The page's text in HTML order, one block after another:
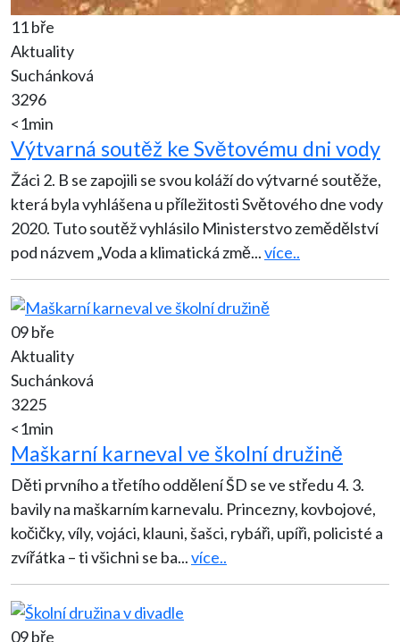
11 bře
Aktuality
Suchánková
3296
<1min
Výtvarná soutěž ke Světovému dni vody
Žáci 2. B se zapojili se svou koláží do výtvarné soutěže,
která byla vyhlášena u příležitosti Světového dne vody
2020. Tuto soutěž vyhlásilo Ministerstvo zemědělství
pod názvem „Voda a klimatická změ...více..
09 bře
Aktuality
Suchánková
3225
<1min
Maškarní karneval ve školní družině
Děti prvního a třetího oddělení ŠD se ve středu 4. 3.
bavily na maškarním karnevalu. Princezny, kovbojové,
kočičky, víly, vojáci, klauni, šašci, rybáři, upíři, policisté a
zvířátka – ti všichni se ba...více..
09 bře